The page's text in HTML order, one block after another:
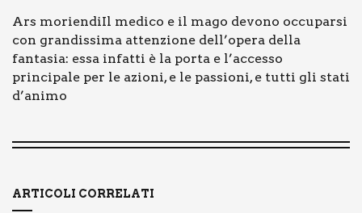
Ars moriendiIl medico e il mago devono occuparsi
con grandissima attenzione dell’opera della
fantasia: essa infatti è la porta e l’accesso
principale per le azioni, e le passioni, e tutti gli stati
d’animo
ARTICOLI CORRELATI